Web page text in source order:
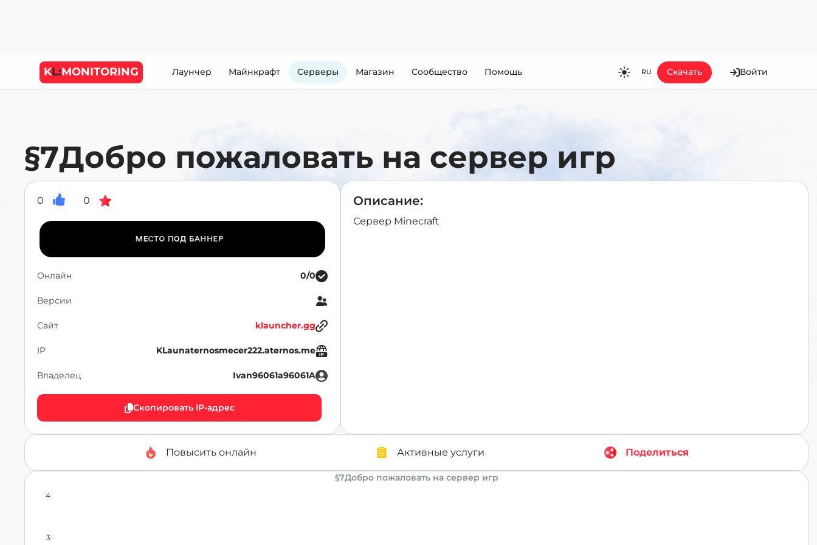
KL:MONITORING Лаунчер Майнкрафт Cерверы Магазин Сообщество Помощь RU Скачать Войти
§7Добро пожаловать на сервер игр
0 0
Онлайн 0/0
Версии
Сайт klauncher.gg
IP KLaunaternosmecer222.aternos.me
Владелец Ivan96061a96061A
Скопировать IP-адрес
Описание:
Сервер Minecraft
Повысить онлайн Активные услуги Поделиться
§7Добро пожаловать на сервер игр
3
4